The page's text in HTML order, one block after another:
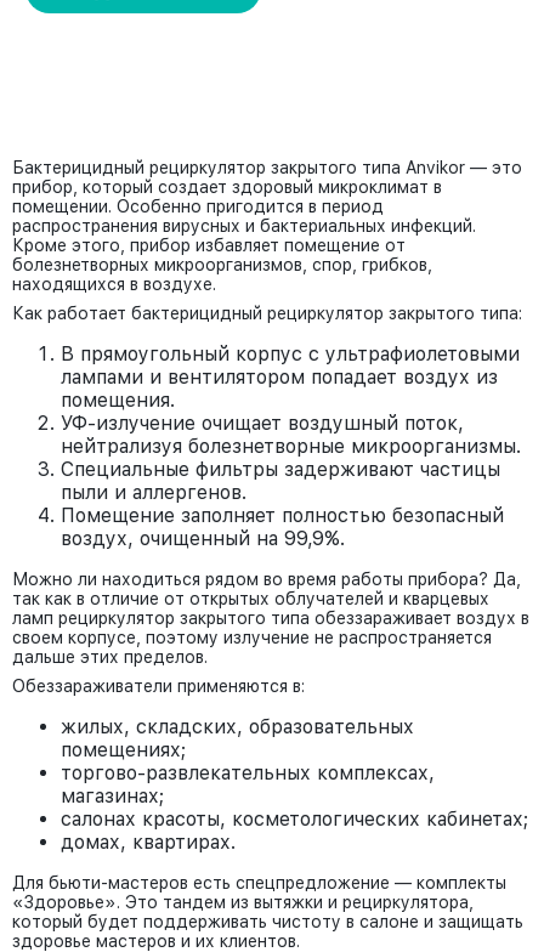
Бактерицидный рециркулятор закрытого типа Anvikor — это
прибор, который создает здоровый микроклимат в
помещении. Особенно пригодится в период
распространения вирусных и бактериальных инфекций.
Кроме этого, прибор избавляет помещение от
болезнетворных микроорганизмов, спор, грибков,
находящихся в воздухе.
Как работает бактерицидный рециркулятор закрытого типа:
В прямоугольный корпус с ультрафиолетовыми
лампами и вентилятором попадает воздух из
помещения.
УФ-излучение очищает воздушный поток,
нейтрализуя болезнетворные микроорганизмы.
Специальные фильтры задерживают частицы
пыли и аллергенов.
Помещение заполняет полностью безопасный
воздух, очищенный на 99,9%.
Можно ли находиться рядом во время работы прибора? Да,
так как в отличие от открытых облучателей и кварцевых
ламп рециркулятор закрытого типа обеззараживает воздух в
своем корпусе, поэтому излучение не распространяется
дальше этих пределов.
Обеззараживатели применяются в:
жилых, складских, образовательных
помещениях;
торгово-развлекательных комплексах,
магазинах;
салонах красоты, косметологических кабинетах;
домах, квартирах.
Для бьюти-мастеров есть спецпредложение — комплекты
«Здоровье». Это тандем из вытяжки и рециркулятора,
который будет поддерживать чистоту в салоне и защищать
здоровье мастеров и их клиентов.